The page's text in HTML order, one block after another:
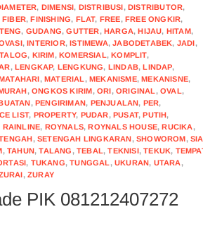
, DIMENSI, DISTRIBUSI, DISTRIBUTOR,
FIBER,FINISHING, FLAT, FREE, FREE ONGKIR,
, GUDANG,GUTTER, HARGA,HIJAU, HITAM,
,INTERIOR,ISTIMEWA,JABODETABEK, JADI,
, KIRIM, KOMERSIAL,KOMPLIT,
, LENGKAP, LENGKUNG, LINDAB,LINDAP,
, MATERIAL , MEKANISME,MEKANISNE,
,ONGKOS KIRIM, ORI, ORIGINAL , OVAL,
,PENGIRIMAN, PENJUALAN, PER,
LIST, PROPERTY, PUDAR, PUSAT,PUTIH,
RAINLINE, ROYNALS,ROYNALS HOUSE,RUCIKA,
, SETENGAH LINGKARAN, SHOWOROM,
, TAHUN,TALANG , TEBAL,TEKNISI,TEKUK,
, TUKANG,TUNGGAL , UKURAN, UTARA,
, ZURAY
PIK 081212407272